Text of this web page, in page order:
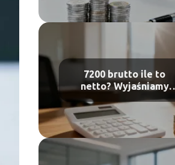
7200 brutto ile to
netto? Wyjaśniamy
obliczenia płacy